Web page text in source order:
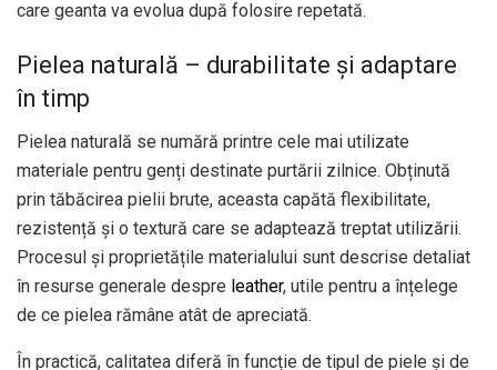
care geanta va evolua după folosire repetată.
Pielea naturală – durabilitate și adaptare
în timp
Pielea naturală se numără printre cele mai utilizate
materiale pentru genți destinate purtării zilnice. Obținută
prin tăbăcirea pielii brute, aceasta capătă flexibilitate,
rezistență și o textură care se adaptează treptat utilizării.
Procesul și proprietățile materialului sunt descrise detaliat
în resurse generale despre leather, utile pentru a înțelege
de ce pielea rămâne atât de apreciată.
În practică, calitatea diferă în funcție de tipul de piele și de